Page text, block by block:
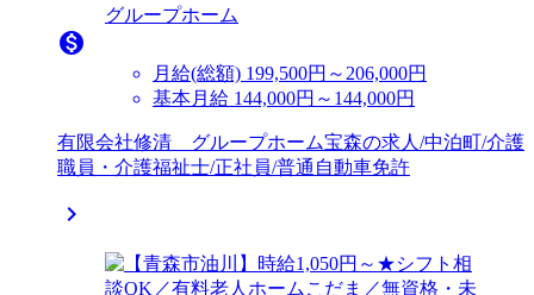
グループホーム

月給(総額) 199,500円～206,000円
基本月給 144,000円～144,000円
有限会社修清 グループホーム宝森の求人/中泊町/介護
職員・介護福祉士/正社員/普通自動車免許
